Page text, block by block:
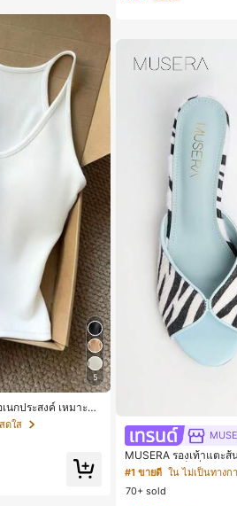
5
กประสงค์ เหมาะสำ
ดใส
MUSERA รองเท้าแตะ
ลายม้าลาย เซ็กซี่ เปิดห
คลับ
#1 ขายดี ใน ไม่เป็นทางก
70+ sold